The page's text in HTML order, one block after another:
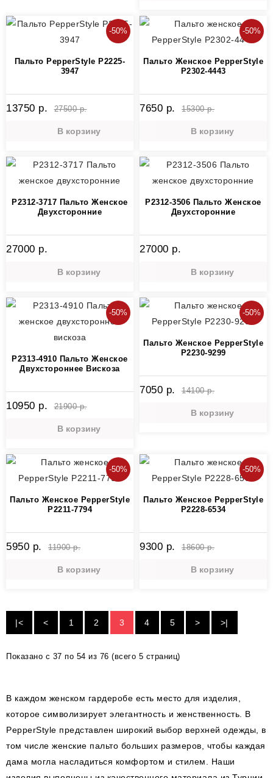
-50%
Пальто PepperStyle P2225-
3947
13750 р. 27500 р.
В корзину
-50%
Пальто Женское PepperStyle
P2302-4443
7650 р. 15300 р.
В корзину
P2312-3717 Пальто Женское
Двухсторонние
27000 р.
В корзину
P2312-3506 Пальто Женское
Двухсторонние
27000 р.
В корзину
-50%
P2313-4910 Пальто Женское
Двухстороннее Вискоза
10950 р. 21900 р.
В корзину
-50%
Пальто Женское PepperStyle
P2230-9299
7050 р. 14100 р.
В корзину
-50%
Пальто Женское PepperStyle
P2211-7794
5950 р. 11900 р.
В корзину
-50%
Пальто Женское PepperStyle
P2228-6534
9300 р. 18600 р.
В корзину
|< < 1 2 3 4 5 > >|
Показано с 37 по 54 из 76 (всего 5 страниц)
В каждом женском гардеробе есть место для изделия,
которое символизирует элегантность и женственность. В
PepperStyle представлен широкий выбор верхней одежды, в
том числе женские пальто больших размеров, чтобы каждая
дама могла насладиться комфортом и стилем. Наши